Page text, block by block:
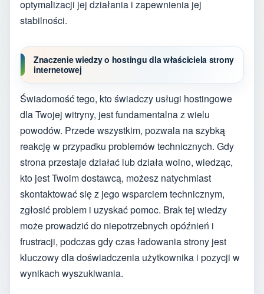
optymalizacji jej działania i zapewnienia jej
stabilności.
Znaczenie wiedzy o hostingu dla właściciela strony
internetowej
Świadomość tego, kto świadczy usługi hostingowe
dla Twojej witryny, jest fundamentalna z wielu
powodów. Przede wszystkim, pozwala na szybką
reakcję w przypadku problemów technicznych. Gdy
strona przestaje działać lub działa wolno, wiedząc,
kto jest Twoim dostawcą, możesz natychmiast
skontaktować się z jego wsparciem technicznym,
zgłosić problem i uzyskać pomoc. Brak tej wiedzy
może prowadzić do niepotrzebnych opóźnień i
frustracji, podczas gdy czas ładowania strony jest
kluczowy dla doświadczenia użytkownika i pozycji w
wynikach wyszukiwania.